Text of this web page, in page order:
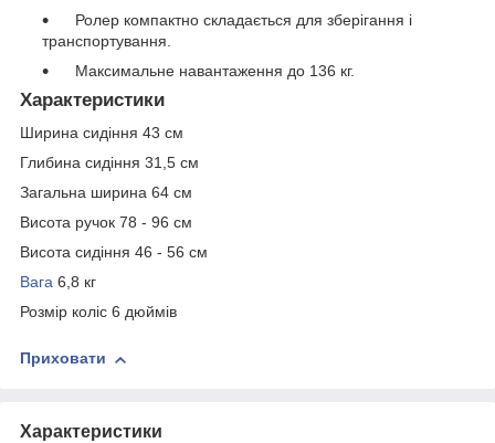
Ролер компактно складається для зберігання і
транспортування.
Максимальне навантаження до 136 кг.
Характеристики
Ширина сидіння 43 см
Глибина сидіння 31,5 см
Загальна ширина 64 см
Висота ручок 78 - 96 см
Висота сидіння 46 - 56 см
Вага 6,8 кг
Розмір коліс 6 дюймів
Приховати
Характеристики